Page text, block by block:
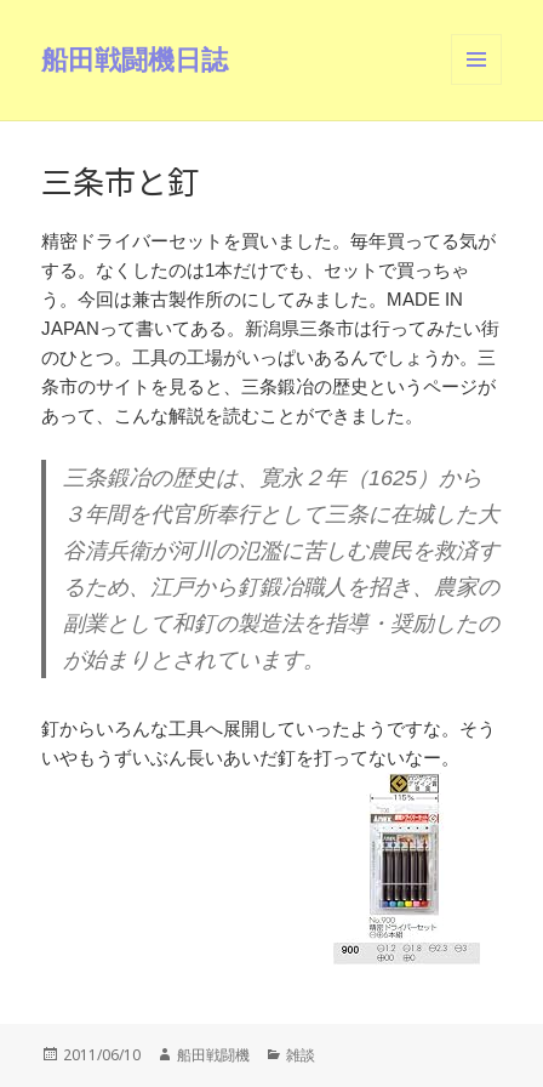
船田戦闘機日誌
ーとウ
三条市と釘
精密ドライバーセットを買いました。毎年買ってる気が
する。なくしたのは1本だけでも、セットで買っちゃ
う。今回は兼古製作所のにしてみました。MADE IN
JAPANって書いてある。新潟県三条市は行ってみたい街
のひとつ。工具の工場がいっぱいあるんでしょうか。三
条市のサイトを見ると、三条鍛冶の歴史というページが
あって、こんな解説を読むことができました。
三条鍛冶の歴史は、寛永２年（1625）から
３年間を代官所奉行として三条に在城した大
谷清兵衛が河川の氾濫に苦しむ農民を救済す
るため、江戸から釘鍛冶職人を招き、農家の
副業として和釘の製造法を指導・奨励したの
が始まりとされています。
釘からいろんな工具へ展開していったようですな。そう
いやもうずいぶん長いあいだ釘を打ってないなー。
投
2011/06/10
作
船田戦闘機
カ
雑談